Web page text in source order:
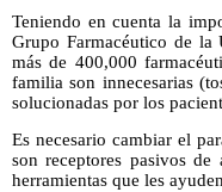
Teniendo en cuenta la
Grupo Farmacéutico de la
más de 400,000
familia son innecesarias
solucionadas por los
Es necesario cambiar el
son receptores pasivos
herramientas que les